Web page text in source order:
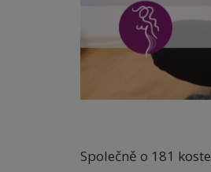
Společně o 181